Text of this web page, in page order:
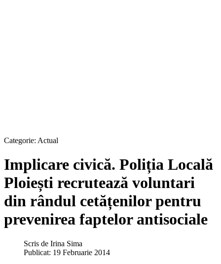
Categorie: Actual
Implicare civică. Poliția Locală
Ploiești recrutează voluntari
din rândul cetățenilor pentru
prevenirea faptelor antisociale
Scris de Irina Sima
Publicat: 19 Februarie 2014